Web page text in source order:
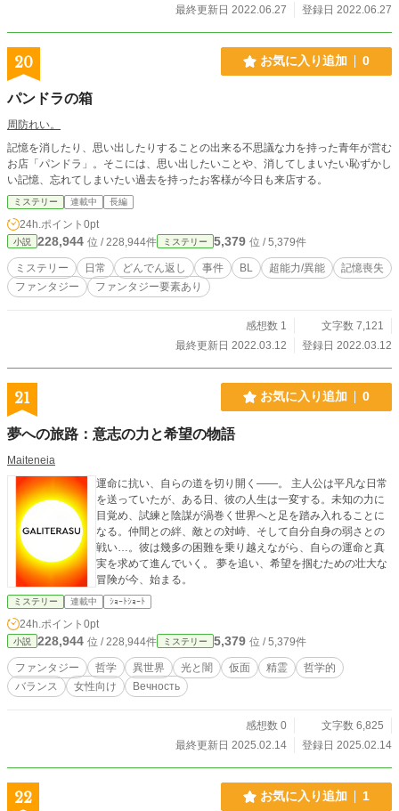
最終更新日 2022.06.27
登録日 2022.06.27
20 お気に入り追加 0
パンドラの箱
周防れい。
記憶を消したり、思い出したりすることの出来る不思議な力を持った青年が営む
お店「パンドラ」。そこには、思い出したいことや、消してしまいたい恥ずかし
い記憶、忘れてしまいたい過去を持ったお客様が今日も来店する。
ミステリー 連載中 長編
24h.ポイント 0pt
小説 228,944 位 / 228,944件 ミステリー 5,379 位 / 5,379件
ミステリー 日常 どんでん返し 事件 BL 超能力/異能
記憶喪失
ファンタジー
ファンタジー要素あり
感想数 1
文字数 7,121
最終更新日 2022.03.12
登録日 2022.03.12
21 お気に入り追加 0
夢への旅路：意志の力と希望の物語
Maiteneia
運命に抗い、自らの道を切り開く——。 主人公は平凡な日常
を送っていたが、ある日、彼の人生は一変する。未知の力に
目覚め、試練と陰謀が渦巻く世界へと足を踏み入れることに
なる。仲間との絆、敵との対峙、そして自分自身の弱さとの
戦い…。彼は幾多の困難を乗り越えながら、自らの運命と真
実を求めて進んでいく。 夢を追い、希望を掴むための壮大な
冒険が今、始まる。
ミステリー 連載中 ｼｮｰﾄｼｮｰﾄ
24h.ポイント 0pt
小説 228,944 位 / 228,944件 ミステリー 5,379 位 / 5,379件
ファンタジー 哲学 異世界 光と闇 仮面 精霊
哲学的
バランス
女性向け Вечность
感想数 0
文字数 6,825
最終更新日 2025.02.14
登録日 2025.02.14
22 お気に入り追加 1